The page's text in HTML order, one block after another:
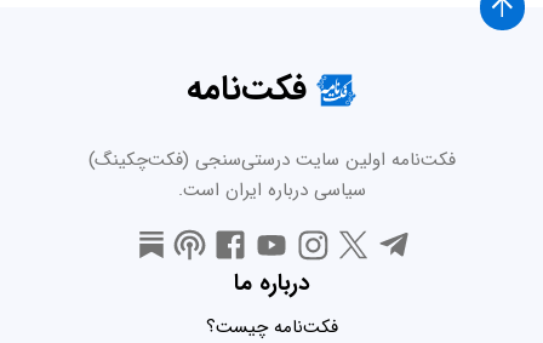
فکت‌نامه
فکت‌نامه اولین سایت درستی‌سنجی (فکت‌چکینگ)
سیاسی درباره ایران است.
درباره ما
فکت‌نامه چیست؟